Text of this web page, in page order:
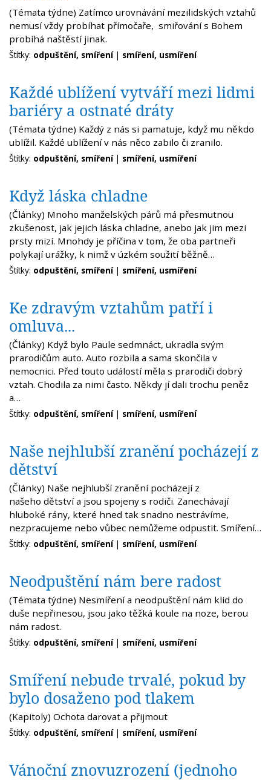
(Témata týdne) Zatímco urovnávání mezilidských vztahů
nemusí vždy probíhat přímočaře, smiřování s Bohem
probíhá naštěstí jinak.
Štítky: odpuštění, smíření| smíření, usmíření
Každé ublížení vytváří mezi lidmi
bariéry a ostnaté dráty
(Témata týdne) Každý z nás si pamatuje, když mu někdo
ublížil. Každé ublížení v nás něco zabilo či zranilo.
Štítky: odpuštění, smíření| smíření, usmíření
Když láska chladne
(Články) Mnoho manželských párů má přesmutnou
zkušenost, jak jejich láska chladne, anebo jak jim mezi
prsty mizí. Mnohdy je příčina v tom, že oba partneři
polykají urážky, k nimž v úzkém soužití běžně…
Štítky: odpuštění, smíření| smíření, usmíření
Ke zdravým vztahům patří i
omluva...
(Články) Když bylo Paule sedmnáct, ukradla svým
prarodičům auto. Auto rozbila a sama skončila v
nemocnici. Před touto událostí měla s prarodiči dobrý
vztah. Chodila za nimi často. Někdy jí dali trochu peněz
a…
Štítky: odpuštění, smíření| smíření, usmíření
Naše nejhlubší zranění pocházejí z
dětství
(Články) Naše nejhlubší zranění pocházejí z
našeho dětství a jsou spojeny s rodiči. Zanechávají
hluboké rány, které hned tak snadno nestrávíme,
nezpracujeme nebo vůbec nemůžeme odpustit. Smíření…
Štítky: odpuštění, smíření| smíření, usmíření
Neodpuštění nám bere radost
(Témata týdne) Nesmíření a neodpuštění nám klid do
duše nepřinesou, jsou jako těžká koule na noze, berou
nám radost.
Štítky: odpuštění, smíření| smíření, usmíření
Smíření nebude trvalé, pokud by
bylo dosaženo pod tlakem
(Kapitoly) Ochota darovat a přijmout
Štítky: odpuštění, smíření| smíření, usmíření
Vánoční znovuzrození (jednoho